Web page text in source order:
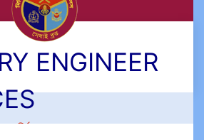
ENGINEER
সার্ভিসেস